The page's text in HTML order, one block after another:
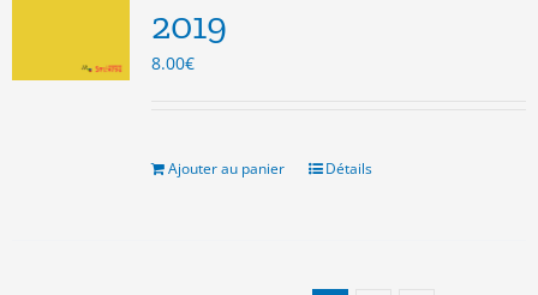
2019
8.00€
Ajouter au panier Détails